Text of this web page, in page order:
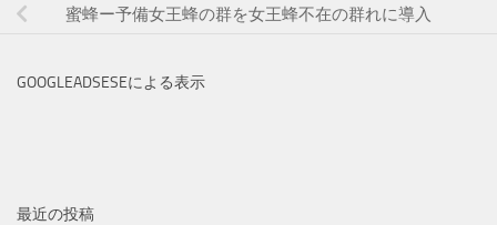
蜜蜂ー予備女王蜂の群を女王蜂不在の群れに導入
GOOGLEADSESEによる表示
最近の投稿